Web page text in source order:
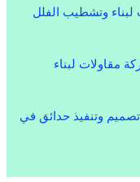
وتشطيب الفلل
مقاولات لبناء
وتنفيذ حدائق في